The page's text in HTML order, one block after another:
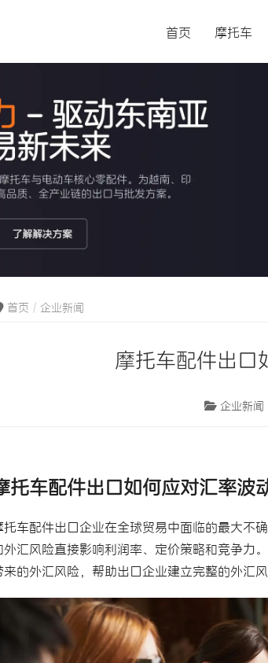
首页 摩托车
首页 企业新闻
摩托车配件出口
企业新闻
托车配件出口如何应对汇率波
托车配件出口企业在全球贸易中面临的最大不
外汇风险直接影响利润率、定价策略和竞争力
来的外汇风险，帮助出口企业建立完整的外汇